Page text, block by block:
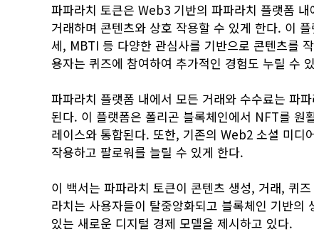
파파라치 토큰은 Web3 기반의 파파라치 플랫폼
거래하며 콘텐츠와 상호 작용할 수 있게 한다. 이
세, MBTI 등 다양한 관심사를 기반으로 콘텐츠를
용자는 퀴즈에 참여하여 추가적인 경험도 누릴 수
파파라치 플랫폼 내에서 모든 거래와 수수료는 파
된다. 이 플랫폼은 폴리곤 블록체인에서 NFT를
레이스와 통합된다. 또한, 기존의 Web2 소셜 미디
작용하고 팔로워를 늘릴 수 있게 한다.
이 백서는 파파라치 토큰이 콘텐츠 생성, 거래, 퀴
라치는 사용자들이 탈중앙화되고 블록체인 기반
있는 새로운 디지털 경제 모델을 제시하고 있다.